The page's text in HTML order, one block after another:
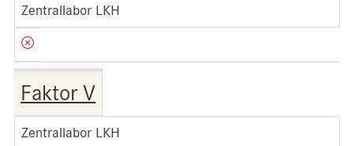
Zentrallabor LKH
Faktor V
Zentrallabor LKH